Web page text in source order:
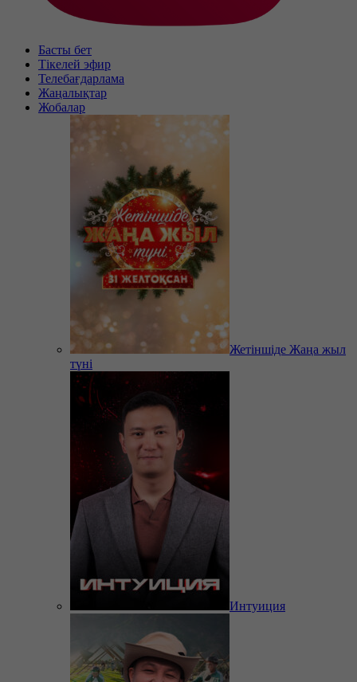
Басты бет
Тікелей эфир
Телебағдарлама
Жаңалықтар
Жобалар
Жетіншіде Жаңа жыл
түні
Интуиция